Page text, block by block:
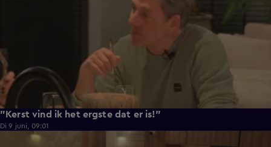
"Kerst vind ik het ergste dat er is!"
Di 9 juni, 09:01